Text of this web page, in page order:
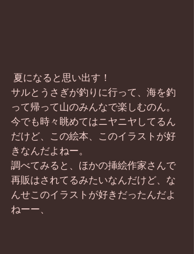
夏になると思い出す！
サルとうさぎが釣りに行って、海を釣
って帰って山のみんなで楽しむのん。
今でも時々眺めてはニヤニヤしてるん
だけど、この絵本、このイラストが好
きなんだよねー。
調べてみると、ほかの挿絵作家さんで
再販はされてるみたいなんだけど、な
んせこのイラストが好きだったんだよ
ねーー、